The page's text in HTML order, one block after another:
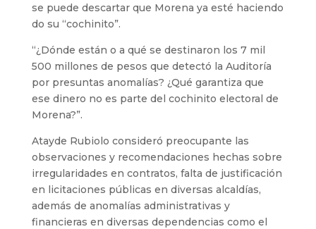
se puede descartar que Morena ya esté haciendo
do su “cochinito”.
“¿Dónde están o a qué se destinaron los 7 mil
500 millones de pesos que detectó la Auditoría
por presuntas anomalías? ¿Qué garantiza que
ese dinero no es parte del cochinito electoral de
Morena?”.
Atayde Rubiolo consideró preocupante las
observaciones y recomendaciones hechas sobre
irregularidades en contratos, falta de justificación
en licitaciones públicas en diversas alcaldías,
además de anomalías administrativas y
financieras en diversas dependencias como el